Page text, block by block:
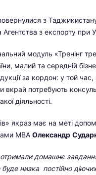
з
Агентства з експорту при
модуль «Тренінг
малий та середній
за кордон: у той час,
вкрай потребують
діяльності.
якраз має на меті
МВА Олександр
домашнє
низка постійно